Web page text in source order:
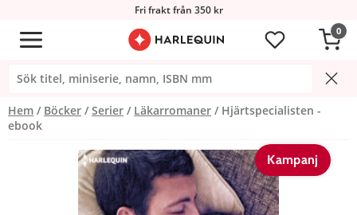
Fri frakt från 350 kr
0
Hem Böcker Serier Läkarromaner
Hjärtspecialisten -
ebook
Kampanj